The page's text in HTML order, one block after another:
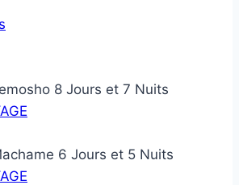
8 Jours et 7 Nuits
6 Jours et 5 Nuits